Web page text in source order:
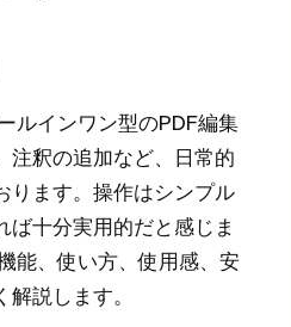
ルインワン型のPDF編集
注釈の追加など、日常的
ります。操作はシンプル
ば十分実用的だと感じま
能、使い方、使用感、安
説します。